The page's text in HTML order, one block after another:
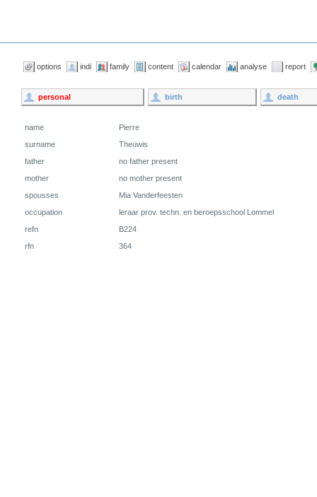
options indi family content calendar analyse report
personal birth death
name
Pierre
surname
Theuwis
father
no father present
mother
no mother present
spousses
Mia Vanderfeesten
occupation
leraar prov. techn. en beroepsschool Lommel
refn
B224
rfn
364